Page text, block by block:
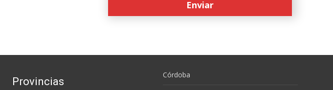
Provincias
Córdoba